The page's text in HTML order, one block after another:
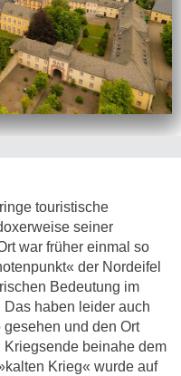
touristische
seiner
war früher einmal so
der Nordeifel
Bedeutung im
haben leider auch
und den Ort
beinahe dem
Krieg« wurde auf